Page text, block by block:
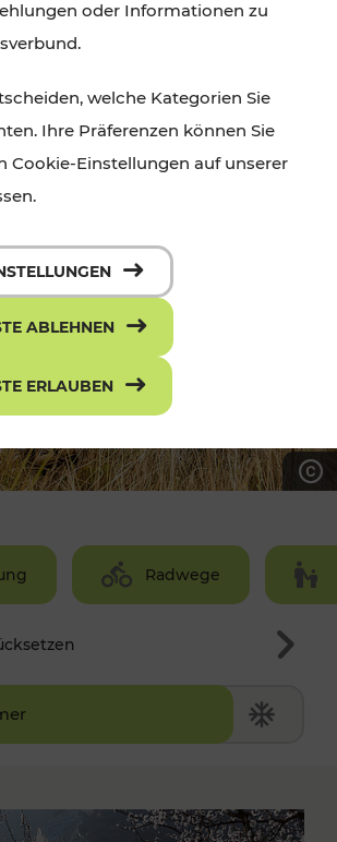
Radwege
oder Informationen zu
welche Kategorien Sie
Ihre Präferenzen können Sie
Cookie-Einstellungen auf unserer
ABLEHNEN
ERLAUBEN